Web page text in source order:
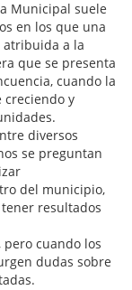
Municipal suele
en los que una
atribuida a la
que se presenta
cuando la
creciendo y
diversos
se preguntan
del municipio,
resultados
cuando los
dudas sobre